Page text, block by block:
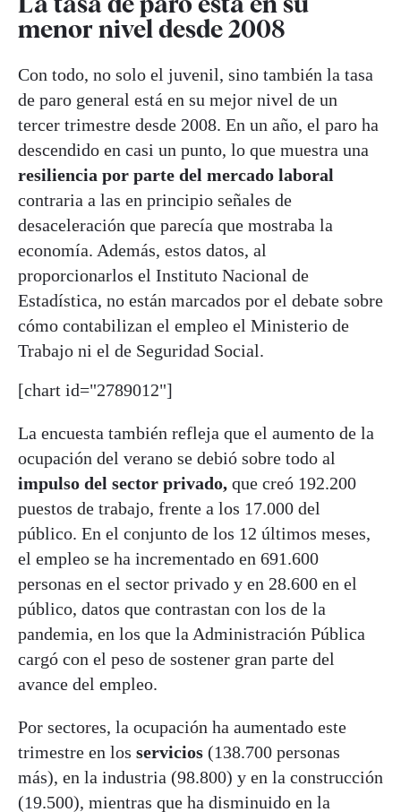
menor nivel desde 2008
Con todo, no solo el juvenil, sino también la tasa
de paro general está en su mejor nivel de un
tercer trimestre desde 2008. En un año, el paro ha
descendido en casi un punto, lo que muestra una
resiliencia por parte del mercado laboral
contraria a las en principio señales de
desaceleración que parecía que mostraba la
economía. Además, estos datos, al
proporcionarlos el Instituto Nacional de
Estadística, no están marcados por el debate sobre
cómo contabilizan el empleo el Ministerio de
Trabajo ni el de Seguridad Social.
[chart id="2789012"]
La encuesta también refleja que el aumento de la
ocupación del verano se debió sobre todo al
impulso del sector privado, que creó 192.200
puestos de trabajo, frente a los 17.000 del
público. En el conjunto de los 12 últimos meses,
el empleo se ha incrementado en 691.600
personas en el sector privado y en 28.600 en el
público, datos que contrastan con los de la
pandemia, en los que la Administración Pública
cargó con el peso de sostener gran parte del
avance del empleo.
Por sectores, la ocupación ha aumentado este
trimestre en los servicios (138.700 personas
más), en la industria (98.800) y en la construcción
(19.500), mientras que ha disminuido en la